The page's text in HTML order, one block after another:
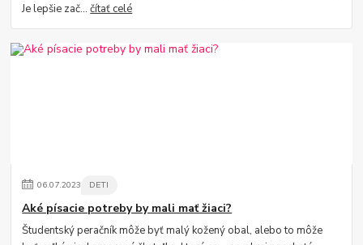
Je lepšie zač...čítať celé
06.07.2023 DETI
Aké písacie potreby by mali mať žiaci?
Študentský peračník môže byť malý kožený obal, alebo to môže